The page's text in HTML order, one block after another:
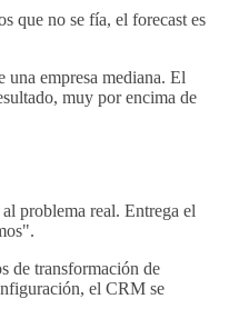
que no se fía, el forecast es
empresa mediana. El
muy por encima de
problema real. Entrega el
de transformación de
el CRM se